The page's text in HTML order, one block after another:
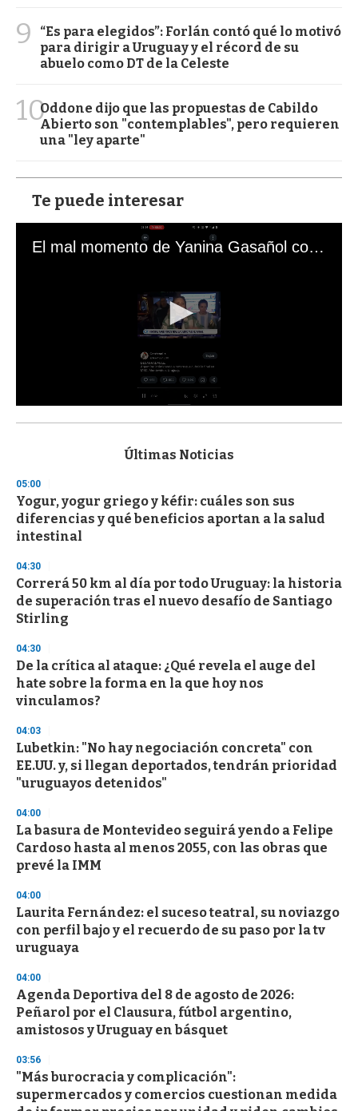
9
“Es para elegidos”: Forlán contó qué lo motivó
para dirigir a Uruguay y el récord de su
abuelo como DT de la Celeste
10Oddone dijo que las propuestas de Cabildo
Abierto son "contemplables", pero requieren
una "ley aparte"
Te puede interesar
El mal momento de Yanina Gasañol con un hincha argentino en "Subrayado"
s
d
s
o
f
3
s
e
c
o
n
Últimas Noticias
05:00
Yogur, yogur griego y kéfir: cuáles son sus
diferencias y qué beneficios aportan a la salud
intestinal
04:30
Correrá 50 km al día por todo Uruguay: la historia
de superación tras el nuevo desafío de Santiago
Stirling
04:30
De la crítica al ataque: ¿Qué revela el auge del
hate sobre la forma en la que hoy nos
vinculamos?
04:03
Lubetkin: "No hay negociación concreta" con
EE.UU. y, si llegan deportados, tendrán prioridad
"uruguayos detenidos"
04:00
La basura de Montevideo seguirá yendo a Felipe
Cardoso hasta al menos 2055, con las obras que
prevé la IMM
04:00
Laurita Fernández: el suceso teatral, su noviazgo
con perfil bajo y el recuerdo de su paso por la tv
uruguaya
04:00
Agenda Deportiva del 8 de agosto de 2026:
Peñarol por el Clausura, fútbol argentino,
amistosos y Uruguay en básquet
03:56
"Más burocracia y complicación":
supermercados y comercios cuestionan medida